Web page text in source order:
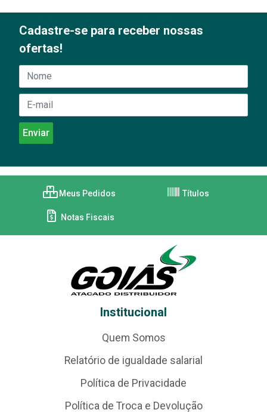
Cadastre-se para receber nossas
ofertas!
Meus Pedidos Títulos
Notas Fiscais
Institucional
Quem Somos
Relatório de igualdade salarial
Política de Privacidade
Política de Troca e Devolução